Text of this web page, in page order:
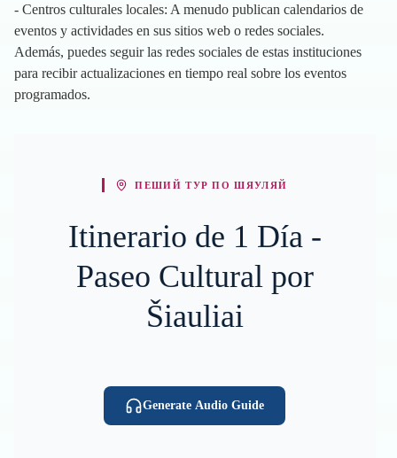
- Centros culturales locales: A menudo publican calendarios de
eventos y actividades en sus sitios web o redes sociales.
Además, puedes seguir las redes sociales de estas instituciones
para recibir actualizaciones en tiempo real sobre los eventos
programados.
ПЕШИЙ ТУР ПО ШЯУЛЯЙ
Itinerario de 1 Día -
Paseo Cultural por
Šiauliai
Generate Audio Guide